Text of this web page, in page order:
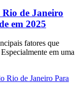
de Janeiro
em 2025
fatores que
em uma
Rio de Janeiro Para